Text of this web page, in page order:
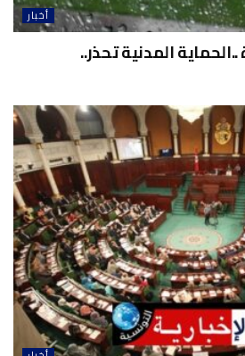
أخبار
المدنية تحذر..